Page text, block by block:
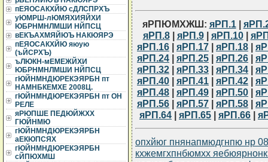
пЕЯОСАКХЙЮ сДЛСПРХЪ
уЮМРШ-лЮМЯХИЯЙХИ
ЮБРНМНЛМШИ НЙПСЦ
вЕКЪАХМЯЙЮЪ НАКЮЯРЭ
пЕЯОСАКХЙЮ яюую
(ъЙСРХЪ)
ъЛЮКН-мЕМЕЖЙХИ
ЮБРНМНЛМШИ НЙПСЦ
гЮЙНМНДЮРЕКЭЯРБН пт
НАМНБКЕМХЕ 2008Ц.
гЮЙНМНДЮРЕКЭЯРБН пт ОН
РЕЛЕ
яРЮПШЕ ПЕДЮЙЖХХ
ГЮЙНМЮ
гЮЙНМНДЮРЕКЭЯРБН
аЕКЮПСЯХ
гЮЙНМНДЮРЕКЭЯРБН
сЙПЮХМШ
яРПЮМХЖШ: яРП.1|
яРП.8| яРП.9| яРП.10|
яРП.16 | яРП.17 | яРП.18 |
яРП.24 | яРП.25 | яРП.26 |
яРП.32 | яРП.33 | яРП.34 |
яРП.40 | яРП.41 | яРП.42 |
яРП.48 | яРП.49 | яРП.50 |
яРП.56 | яРП.57 | яРП.58 |
яРП.64 | яРП.65 | яРП.66 |
опхйюг пнянапмюдгнпю нр
кхжемгхпнбюмхх